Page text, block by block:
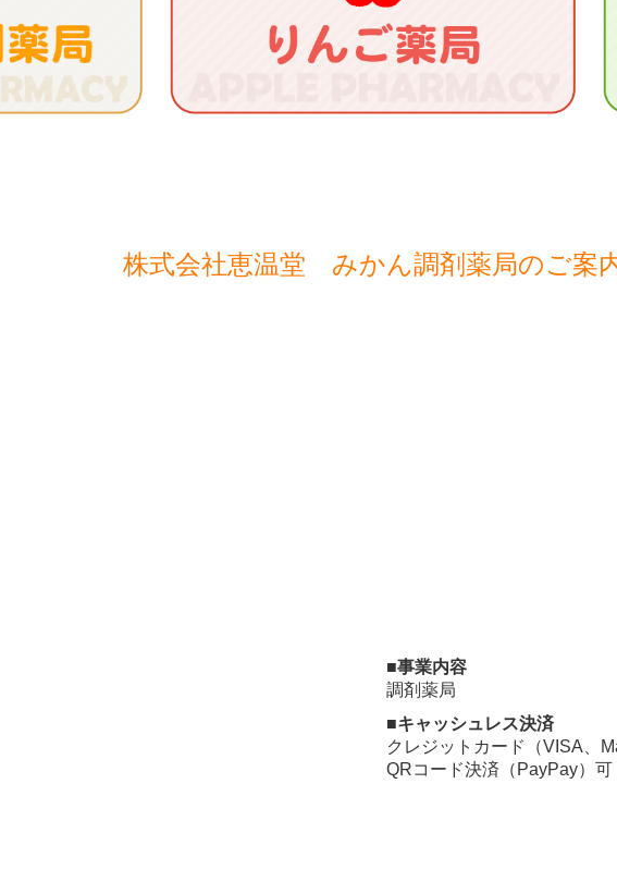
株式会社恵温堂 みかん調剤薬局のご案
■事業内容
調剤薬局
■キャッシュレス決済
クレジットカード（VISA、
QRコード決済（PayPay）可